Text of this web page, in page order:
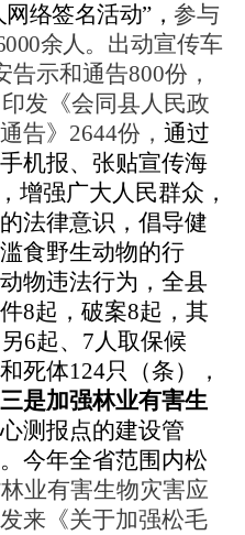
络签名活动”，参与
余人。 出动宣传车
示和通告800份，
发《会同县人民政
告》2644份， 通过
机报、张贴宣传海
增强广大人民群众，
法律意识，倡导健
食野生动物的行
物违法行为 ，全县
8起， 破案8起 ，其
6起、7人取保候
死体124只（条），
三是加强林业有害生
测报点的建设管
今年全省范围内松
业有害生物灾害应
来《关于加强松毛